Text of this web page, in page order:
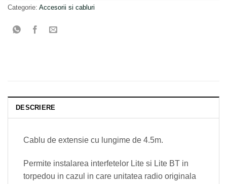
Categorie: Accesorii si cabluri
DESCRIERE
Cablu de extensie cu lungime de 4.5m.
Permite instalarea interfetelor Lite si Lite BT in
torpedou in cazul in care unitatea radio originala